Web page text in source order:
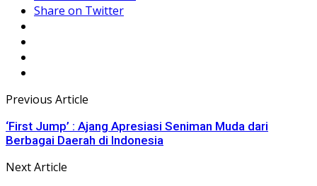
Share on Twitter
Previous Article
‘First Jump’ : Ajang Apresiasi Seniman Muda dari
Berbagai Daerah di Indonesia
Next Article